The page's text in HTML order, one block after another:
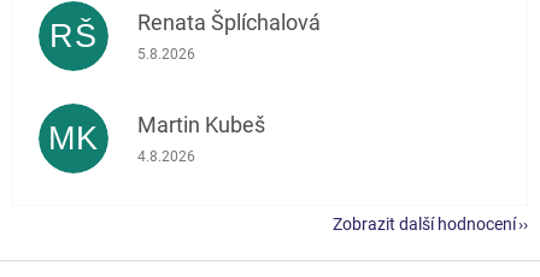
RŠ Renata Šplíchalová
Hodnocení obchodu je 5 z 5 hvězdiček.
5.8.2026
MK Martin Kubeš
Hodnocení obchodu je 5 z 5 hvězdiček.
4.8.2026
Zobrazit další hodnocení